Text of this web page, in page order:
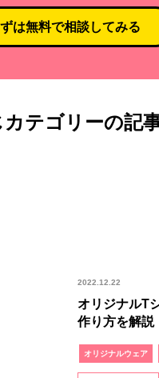
は無料で相談してみる
カテゴリーの記
2022.12.22
オリジナルT
作り方を解説
オリジナルウェア